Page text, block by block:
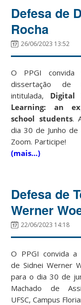
Defesa de
Rocha
26/06/2023 13:52
O PPGI
dissertação de
intitulada, Digital
Learning: an
school students.
dia 30 de Junho
Zoom. Participe!
(mais…)
Defesa de
Werner
22/06/2023 14:18
O PPGI convida
de Sidnei Werner
para o dia 30 de
Machado de
UFSC, Campus